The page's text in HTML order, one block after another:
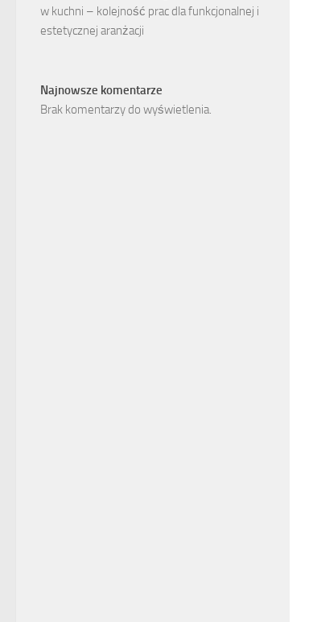
w kuchni – kolejność prac dla funkcjonalnej i
estetycznej aranżacji
Najnowsze komentarze
Brak komentarzy do wyświetlenia.